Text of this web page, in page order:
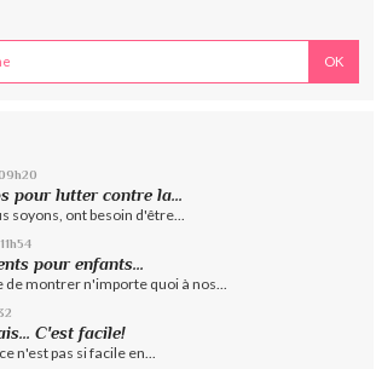
pour lutter contre la...
soyons, ont besoin d'être...
11h54
pour enfants...
montrer n'importe quoi à nos...
C'est facile!
n'est pas si facile en...